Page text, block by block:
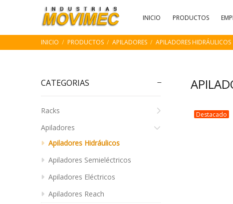
INICIO PRODUCTOS
INICIO PRODUCTOS APILADORES APILADORES HIDRÁULICOS
CATEGORIAS
Racks
Apiladores
Apiladores Hidráulicos
Apiladores Semieléctricos
Apiladores Eléctricos
Apiladores Reach
Destacado